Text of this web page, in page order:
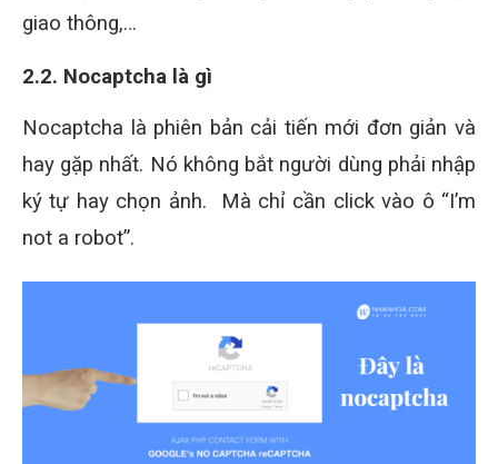
giao thông,…
2.2. Nocaptcha là gì
Nocaptcha là phiên bản cải tiến mới đơn giản và
hay gặp nhất. Nó không bắt người dùng phải nhập
ký tự hay chọn ảnh. Mà chỉ cần click vào ô “I’m
not a robot”.